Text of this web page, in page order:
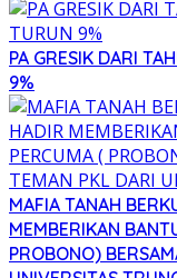
PA GRESIK DARI
9%
MAFIA TANAH
MEMBERIKAN
PROBONO)